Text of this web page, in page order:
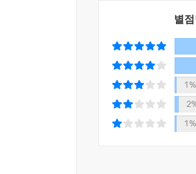
도로 개통 효과의 가능성
정부의 부동산 대책, 어
공공선택이론이란 무엇인
서울 재개발·재건축 규제
분양가상한제는 정말 집
별
1%
2%